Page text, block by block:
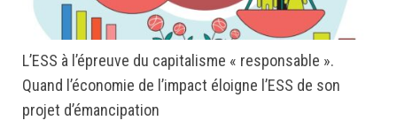
L’ESS à l’épreuve du capitalisme « responsable ».
Quand l’économie de l’impact éloigne l’ESS de son
projet d’émancipation